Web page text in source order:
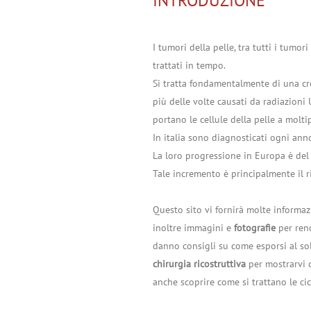
I tumori della pelle, tra tutti i tumori
trattati in tempo.
Si tratta fondamentalmente di una
più delle volte causati da
portano le cellule della pelle a
In italia sono diagnosticati ogni
La loro progressione in Europa è
Tale incremento è principalmente il
Questo sito vi fornirà molte
inoltre immagini e fotografie per
danno consigli su come esporsi al
chirurgia ricostruttiva per mostrarvi
anche scoprire come si trattano le